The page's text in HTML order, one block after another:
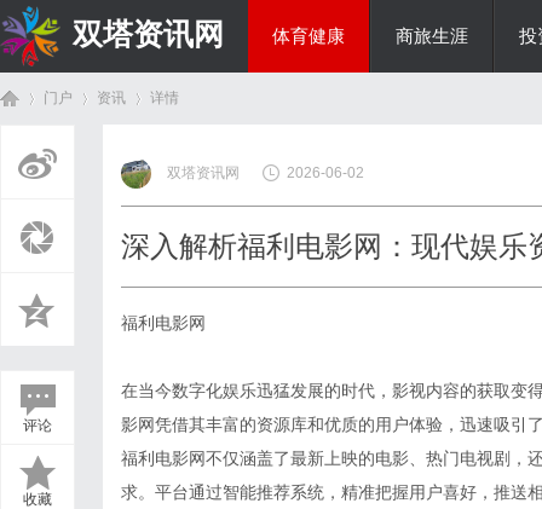
双塔资讯网 体育健康 商旅生涯 投
门户 资讯
›
详情
评论
收藏
双塔资讯网 2026-06-02
深入解析福利电影网：现代娱
福利电影网
在当今数字化娱乐迅猛发展的时代，影视内容的获取变
影网凭借其丰富的资源库和优质的用户体验，迅速吸引
福利电影网不仅涵盖了最新上映的电影、热门电视剧，
求。平台通过智能推荐系统，精准把握用户喜好，推送